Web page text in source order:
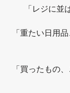
「レジに並
「重たい日用
「買ったもの